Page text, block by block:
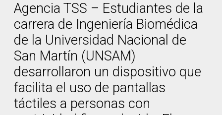
Agencia TSS – Estudiantes de la
carrera de Ingeniería Biomédica
de la Universidad Nacional de
San Martín (UNSAM)
desarrollaron un dispositivo que
facilita el uso de pantallas
táctiles a personas con